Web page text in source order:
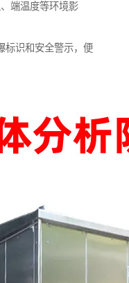
端温度等环境影
标识和安全警示，便